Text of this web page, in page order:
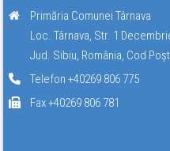
Primăria Comunei Târnava
Loc. Târnava, Str. 1
Jud. Sibiu, România, Cod
Telefon +40269 806 775
Fax +40269 806 781